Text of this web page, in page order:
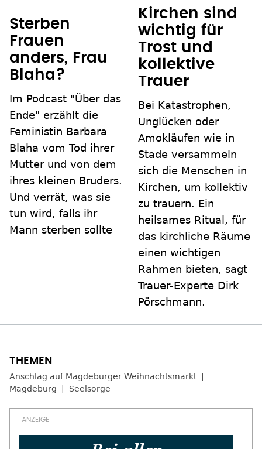
Sterben
Frauen
anders, Frau
Blaha?
Im Podcast "Über das
Ende" erzählt die
Feministin Barbara
Blaha vom Tod ihrer
Mutter und von dem
ihres kleinen Bruders.
Und verrät, was sie
tun wird, falls ihr
Mann sterben sollte
Kirchen sind
wichtig für
Trost und
kollektive
Trauer
Bei Katastrophen,
Unglücken oder
Amokläufen wie in
Stade versammeln
sich die Menschen in
Kirchen, um kollektiv
zu trauern. Ein
heilsames Ritual, für
das kirchliche Räume
einen wichtigen
Rahmen bieten, sagt
Trauer-Experte Dirk
Pörschmann.
Anschlag auf Magdeburger Weihnachtsmarkt
Magdeburg
Seelsorge